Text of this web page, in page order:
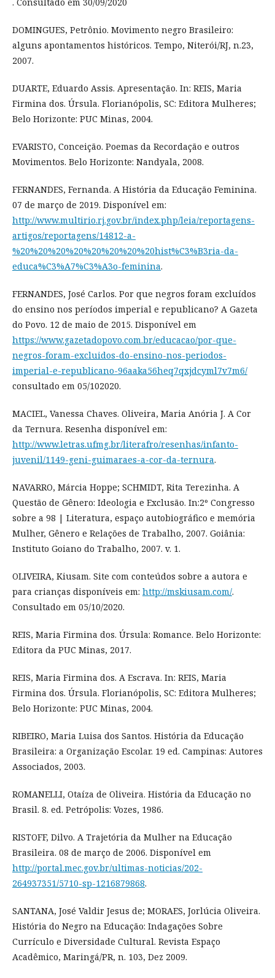
. Consultado em 30/09/2020
DOMINGUES, Petrônio. Movimento negro Brasileiro:
alguns apontamentos históricos. Tempo, Niterói/RJ, n.23,
2007.
DUARTE, Eduardo Assis. Apresentação. In: REIS, Maria
Firmina dos. Úrsula. Florianópolis, SC: Editora Mulheres;
Belo Horizonte: PUC Minas, 2004.
EVARISTO, Conceição. Poemas da Recordação e outros
Movimentos. Belo Horizonte: Nandyala, 2008.
FERNANDES, Fernanda. A História da Educação Feminina.
07 de março de 2019. Disponível em:
http://www.multirio.rj.gov.br/index.php/leia/reportagens-
artigos/reportagens/14812-a-
%20%20%20%20%20%20%20%20hist%C3%B3ria-da-
educa%C3%A7%C3%A3o-feminina.
FERNANDES, José Carlos. Por que negros foram excluídos
do ensino nos períodos imperial e republicano? A Gazeta
do Povo. 12 de maio de 2015. Disponível em
https://www.gazetadopovo.com.br/educacao/por-que-
negros-foram-excluidos-do-ensino-nos-periodos-
imperial-e-republicano-96aaka56heq7qxjdcyml7v7m6/
consultado em 05/102020.
MACIEL, Vanessa Chaves. Oliveira, Maria Anória J. A Cor
da Ternura. Resenha disponível em:
http://www.letras.ufmg.br/literafro/resenhas/infanto-
juvenil/1149-geni-guimaraes-a-cor-da-ternura.
NAVARRO, Márcia Hoppe; SCHMIDT, Rita Terezinha. A
Questão de Gênero: Ideologia e Exclusão. In:2º Congresso
sobre a 98 | Literatura, espaço autobiográfico e memória
Mulher, Gênero e Relações de Trabalho, 2007. Goiânia:
Instituto Goiano do Trabalho, 2007. v. 1.
OLIVEIRA, Kiusam. Site com conteúdos sobre a autora e
para crianças disponíveis em: http://mskiusam.com/.
Consultado em 05/10/2020.
REIS, Maria Firmina dos. Úrsula: Romance. Belo Horizonte:
Editora da PUC Minas, 2017.
REIS, Maria Firmina dos. A Escrava. In: REIS, Maria
Firmina dos. Úrsula. Florianópolis, SC: Editora Mulheres;
Belo Horizonte: PUC Minas, 2004.
RIBEIRO, Maria Luisa dos Santos. História da Educação
Brasileira: a Organização Escolar. 19 ed. Campinas: Autores
Associados, 2003.
ROMANELLI, Otaíza de Oliveira. História da Educação no
Brasil. 8. ed. Petrópolis: Vozes, 1986.
RISTOFF, Dilvo. A Trajetória da Mulher na Educação
Brasileira. 08 de março de 2006. Disponível em
http://portal.mec.gov.br/ultimas-noticias/202-
264937351/5710-sp-1216879868.
SANTANA, José Valdir Jesus de; MORAES, Jorlúcia Oliveira.
História do Negro na Educação: Indagações Sobre
Currículo e Diversidade Cultural. Revista Espaço
Acadêmico, Maringá/PR, n. 103, Dez 2009.